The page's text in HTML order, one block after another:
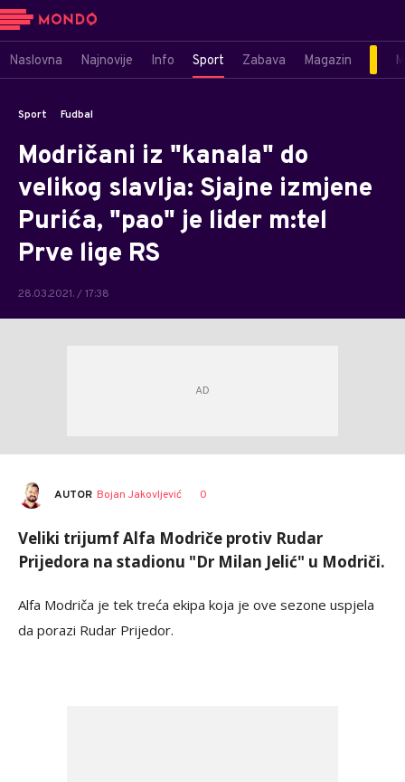
Naslovna Najnovije Info Sport Zabava Magazin
Sport Fudbal
Modričani iz "kanala" do
velikog slavlja: Sjajne izmjene
Purića, "pao" je lider m:tel
Prve lige RS
28.03.2021. / 17:38
AUTOR Bojan Jakovljević 0
Veliki trijumf Alfa Modriče protiv Rudar
Prijedora na stadionu "Dr Milan Jelić" u Modriči.
Alfa Modriča je tek treća ekipa koja je ove sezone uspjela
da porazi Rudar Prijedor.